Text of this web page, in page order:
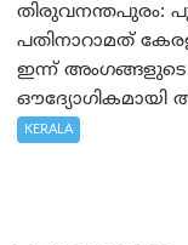
തിരുവനന്തപുരം:
പതിനാറാമത്
ഇന്ന് അംഗങ്ങളുടെ
ഔദ്യോഗികമായി
KERALA